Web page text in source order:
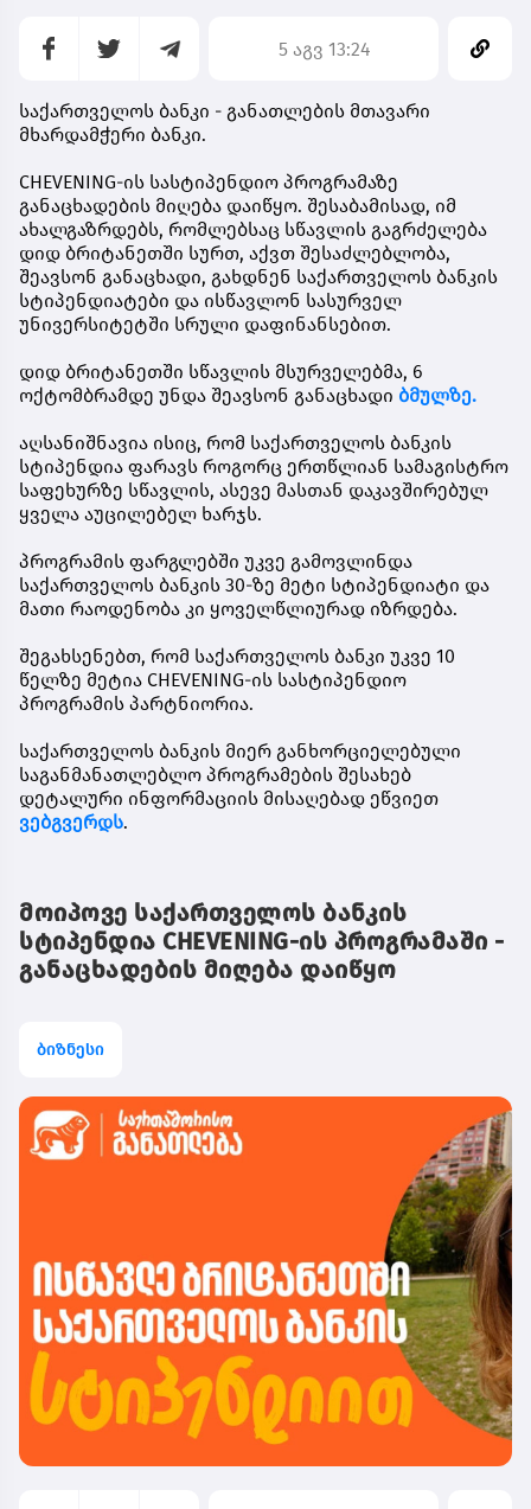
5 აგვ 13:24
საქართველოს ბანკი - განათლების მთავარი
მხარდამჭერი ბანკი.
CHEVENING-ის სასტიპენდიო პროგრამაზე
განაცხადების მიღება დაიწყო. შესაბამისად, იმ
ახალგაზრდებს, რომლებსაც სწავლის გაგრძელება
დიდ ბრიტანეთში სურთ, აქვთ შესაძლებლობა,
შეავსონ განაცხადი, გახდნენ საქართველოს ბანკის
სტიპენდიატები და ისწავლონ სასურველ
უნივერსიტეტში სრული დაფინანსებით.
დიდ ბრიტანეთში სწავლის მსურველებმა, 6
ოქტომბრამდე უნდა შეავსონ განაცხადი ბმულზე.
აღსანიშნავია ისიც, რომ საქართველოს ბანკის
სტიპენდია ფარავს როგორც ერთწლიან სამაგისტრო
საფეხურზე სწავლის, ასევე მასთან დაკავშირებულ
ყველა აუცილებელ ხარჯს.
პროგრამის ფარგლებში უკვე გამოვლინდა
საქართველოს ბანკის 30-ზე მეტი სტიპენდიატი და
მათი რაოდენობა კი ყოველწლიურად იზრდება.
შეგახსენებთ, რომ საქართველოს ბანკი უკვე 10
წელზე მეტია CHEVENING-ის სასტიპენდიო
პროგრამის პარტნიორია.
საქართველოს ბანკის მიერ განხორციელებული
საგანმანათლებლო პროგრამების შესახებ
დეტალური ინფორმაციის მისაღებად ეწვიეთ
ვებგვერდს.
მოიპოვე საქართველოს ბანკის
სტიპენდია CHEVENING-ის პროგრამაში -
განაცხადების მიღება დაიწყო
ბიზნესი